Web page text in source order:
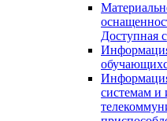
Доступная
системам